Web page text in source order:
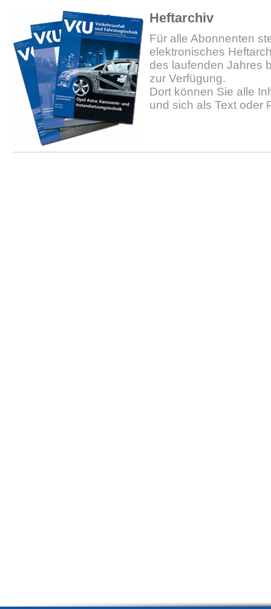
Heftarchiv
Für alle Abonnenten
elektronisches
des laufenden Jahres
zur Verfügung.
Dort können Sie alle
und sich als Text oder